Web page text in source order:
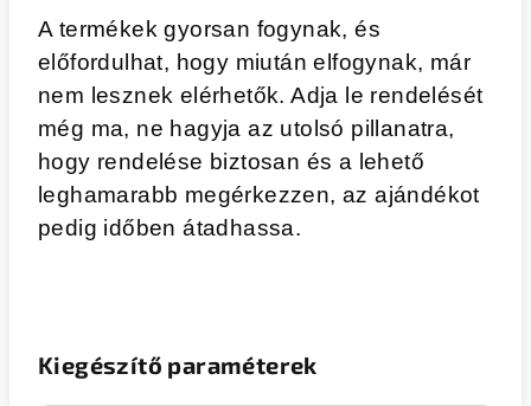
A termékek gyorsan fogynak, és
előfordulhat, hogy miután elfogynak, már
nem lesznek elérhetők. Adja le rendelését
még ma, ne hagyja az utolsó pillanatra,
hogy rendelése biztosan és a lehető
leghamarabb megérkezzen, az ajándékot
pedig időben átadhassa.
Kiegészítő paraméterek